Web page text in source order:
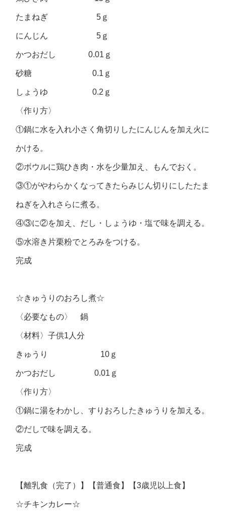
たまねぎ 5ｇ
にんじん 5ｇ
かつおだし 0.01ｇ
砂糖 0.1ｇ
しょうゆ 0.2ｇ
〈作り方〉
①鍋に水を入れ小さく角切りしたにんじんを加え火に
かける。
②ボウルに鶏ひき肉・水を少量加え、もんでおく。
③①がやわらかくなってきたらみじん切りにしたたま
ねぎを入れさらに煮る。
④③に②を加え、だし・しょうゆ・塩で味を調える。
⑤水溶き片栗粉でとろみをつける。
完成
☆きゅうりのおろし煮☆
〈必要なもの〉 鍋
〈材料〉子供1人分
きゅうり 10ｇ
かつおだし 0.01ｇ
〈作り方〉
①鍋に湯をわかし、すりおろしたきゅうりを加える。
②だしで味を調える。
完成
【離乳食（完了）】【普通食】【3歳児以上食】
☆チキンカレー☆